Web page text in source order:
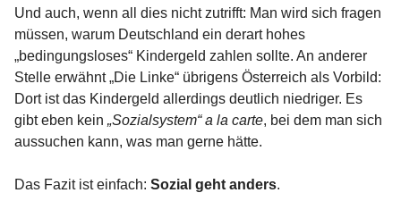
Und auch, wenn all dies nicht zutrifft: Man wird sich fragen
müssen, warum Deutschland ein derart hohes
„bedingungsloses“ Kindergeld zahlen sollte. An anderer
Stelle erwähnt „Die Linke“ übrigens Österreich als Vorbild:
Dort ist das Kindergeld allerdings deutlich niedriger. Es
gibt eben kein „Sozialsystem“ a la carte, bei dem man sich
aussuchen kann, was man gerne hätte.
Das Fazit ist einfach: Sozial geht anders.